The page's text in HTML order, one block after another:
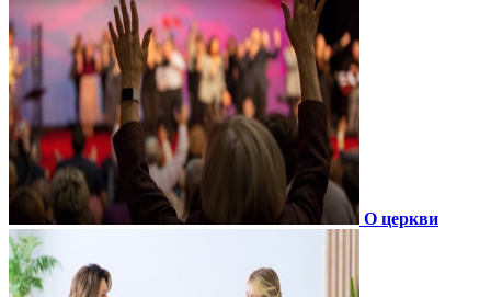
О церкви